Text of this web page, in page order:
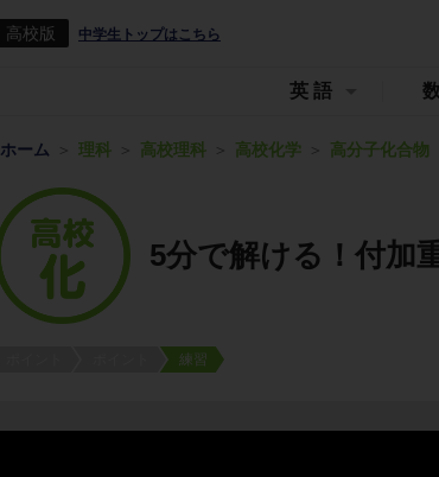
高校版 中学生トップはこちら
英語
ホーム 理科 高校理科 高校化学 高分子化合物
5分で解ける！付加
練習